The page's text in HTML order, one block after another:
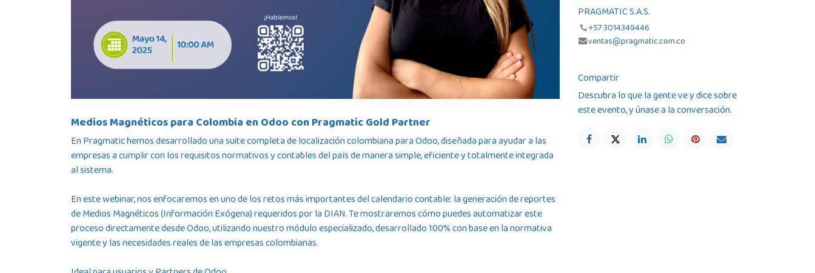
Medios Magnéticos para Colombia en Odoo con Pragmatic Gold Partner
En Pragmatic hemos desarrollado una suite completa de localización colombiana para Odoo, diseñada para ayudar a las
empresas a cumplir con los requisitos normativos y contables del país de manera simple, eficiente y totalmente integrada
al sistema.
En este webinar, nos enfocaremos en uno de los retos más importantes del calendario contable: la generación de reportes
de Medios Magnéticos (Información Exógena) requeridos por la DIAN. Te mostraremos cómo puedes automatizar este
proceso directamente desde Odoo, utilizando nuestro módulo especializado, desarrollado 100% con base en la normativa
vigente y las necesidades reales de las empresas colombianas.
PRAGMATIC S.A.S.
+57 3014349446
ventas@pragmatic.com.co
Compartir
Descubra lo que la gente ve y dice sobre
este evento, y únase a la conversación.